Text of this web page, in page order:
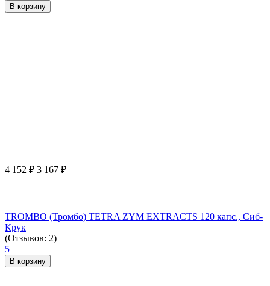
В корзину
4 152 ₽ 3 167 ₽
TROMBO (Тромбо) TETRA ZYM EXTRACTS 120 капс., Сиб-
Крук
(Отзывов: 2)
5
В корзину